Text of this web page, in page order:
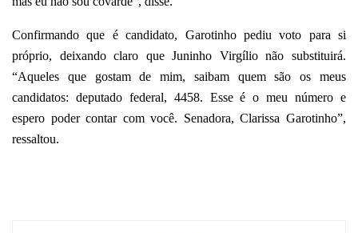
Confirmando que é candidato, Garotinho pediu voto para si
próprio, deixando claro que Juninho Virgílio não substituirá.
“Aqueles que gostam de mim, saibam quem são os meus
candidatos: deputado federal, 4458. Esse é o meu número e
espero poder contar com você. Senadora, Clarissa Garotinho”,
ressaltou.